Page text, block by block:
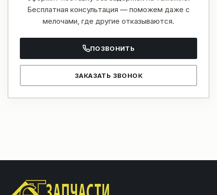
Бесплатная консультация — поможем даже с
мелочами, где другие отказываются.
ПОЗВОНИТЬ
ЗАКАЗАТЬ ЗВОНОК